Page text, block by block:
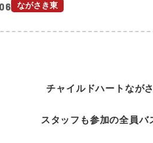
ながさき東
チャイルドハートなが
スタッフも参加の全員